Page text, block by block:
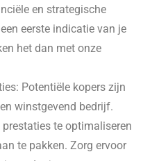
en strategische
eerste indicatie van je
het dan met onze
Potentiële kopers zijn
winstgevend bedrijf.
te optimaliseren
te pakken. Zorg ervoor